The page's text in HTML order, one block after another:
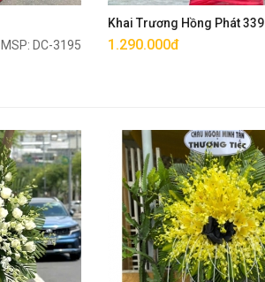
MSP: DC-3195
Khai Trương Hồng Phát 339
1.290.000đ